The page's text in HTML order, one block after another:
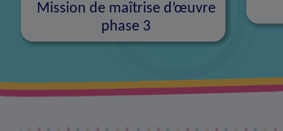
Mission de maîtrise d’œuvre
phase 3